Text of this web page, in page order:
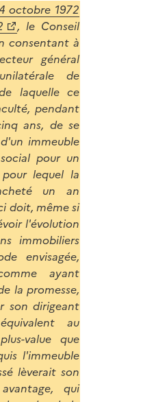
octobre 1972
, le Conseil
consentant à
général
de
laquelle ce
pendant
ans, de se
immeuble
pour un
lequel la
un an
doit, même si
l'évolution
immobiliers
envisagée,
ayant
la promesse,
son dirigeant
au
value que
l'immeuble
lèverait son
qui